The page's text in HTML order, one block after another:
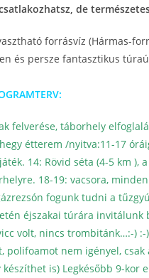
de
forrásvíz (Hármas-
és persze fantasztikus
felverése, táborhely
étterem /nyitva:11-17
14: Rövid séta (4-5 km ),
18-19: vacsora,
fogunk tudni a
éjszakai túrára invitálunk
volt, nincs trombitánk…:-) :-
polifoamot nem igényel,
készíthet is) Legkésőbb 9-kor